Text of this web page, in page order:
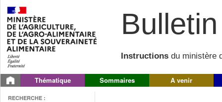
Instructions du ministère
Thématique Sommaires A venir
RECHERCHE :